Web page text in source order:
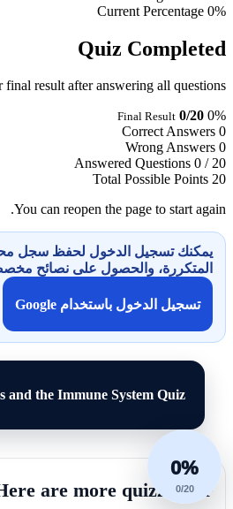
Current Percentage 0%
Quiz Completed
final result after answering all questions.
Final Result 0/20 0%
Correct Answers 0
Wrong Answers 0
Answered Questions 0 / 20
Total Possible Points 20
You can reopen the page to start again.
يمكنك تسجيل الدخول لحفظ سجل
المتكررة، والحصول على نصائح
تسجيل الدخول باستخدام Google
and the Immune System Quiz
0%
0/20